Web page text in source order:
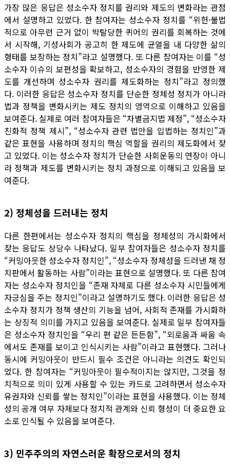
가장 많은 응답은 성소수자 정치를 권리와 제도의 변화라는 관점
에서 설명하고 있었다. 한 참여자는 성소수자 정치를 “위헌·불법
적으로 아무런 근거 없이 박탈당한 퀴어의 권리를 회복하는 것에
서 시작해, 기성사회가 공고히 한 제도에 균열을 내 다양한 삶의
형태를 보장하는 정치”라고 설명했다. 또 다른 참여자는 이를 “성
소수자 이슈의 보편성을 확보하고, 성소수자의 경험을 반영한 제
도를 개선하며 성소수자 권리를 제도화하는 정치”라고 정의했
다. 이러한 응답은 성소수자 정치를 단순한 정체성 정치가 아니라
법과 정책을 변화시키는 제도 정치의 영역으로 이해하고 있음을
보여준다. 실제로 여러 참여자들은 “차별금지법 제정”, “성소수자
친화적 정책 제시”, “성소수자 관련 법안을 입법하는 정치인”과
같은 표현을 사용하며 정치의 핵심 역할을 권리의 제도화에서 찾
고 있었다. 이는 성소수자 정치가 단순한 사회운동의 연장이 아니
라 정책과 제도를 변화시키는 정치 과정으로 이해되고 있음을 보
여준다.
2) 정체성을 드러내는 정치
다른 한편에서는 성소수자 정치의 핵심을 정체성의 가시화에서
찾는 응답도 상당수 나타났다. 일부 참여자들은 성소수자 정치를
“커밍아웃한 성소수자 정치인”, “성소수자 정체성을 드러낸 채 정
치판에서 활동하는 사람”이라는 표현으로 설명했다. 또 다른 참여
자는 성소수자 정치인을 “존재 자체로 다른 성소수자 시민들에게
자긍심을 주는 정치인”이라고 설명하기도 했다. 이러한 응답은 성
소수자 정치가 정책 생산의 기능을 넘어, 사회적 존재를 가시화하
는 상징적 의미를 가지고 있음을 보여준다. 실제로 일부 참여자들
은 성소수자 정치인을 “우리 편 같은 든든함”, “외로움과 싸움 속
에서도 존재를 보이고 인식시키는 사람”이라고 표현했다. 그러나
동시에 커밍아웃이 반드시 필수 조건은 아니라는 의견도 확인되
었다. 한 참여자는 “커밍아웃이 필수적이지는 않지만, 그것을 정
치적으로 의미 있게 사용할 수 있는 카드로 고려하면서 성소수자
유권자와 신뢰를 쌓는 정치인”이라는 표현을 사용했다. 이는 정체
성의 공개 여부 자체보다 정치적 관계와 신뢰 형성이 더 중요한 요
소로 인식될 수 있음을 보여준다.
3) 민주주의의 자연스러운 확장으로서의 정치